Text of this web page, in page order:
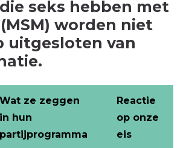
seks hebben met
worden niet
uitgesloten van
Wat ze zeggen
in hun
partijprogramma
Reactie
op onze
eis